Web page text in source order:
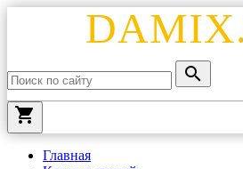
local_grocery_store
Главная